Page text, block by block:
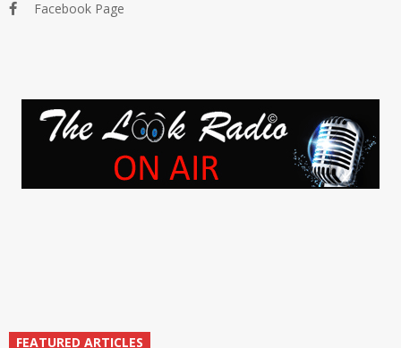
Facebook Page
FEATURED ARTICLES